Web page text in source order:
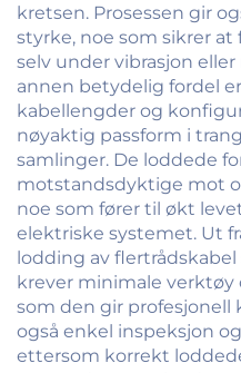
kretsen. Prosessen gir
styrke, noe som sikrer
selv under vibrasjon
annen betydelig fordel
kabellengder og
nøyaktig passform i
samlinger. De loddede
motstandsdyktige mot
noe som fører til økt
elektriske systemet. Ut
lodding av
krever minimale
som den gir profesjonell
også enkel inspeksjon
ettersom korrekt